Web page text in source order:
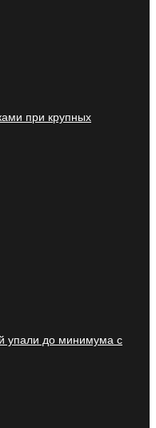
при крупных
упали до минимума с